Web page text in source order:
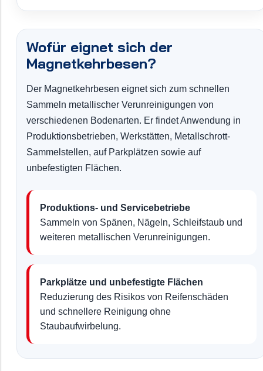
Wofür eignet sich der
Magnetkehrbesen?
Der Magnetkehrbesen eignet sich zum schnellen
Sammeln metallischer Verunreinigungen von
verschiedenen Bodenarten. Er findet Anwendung in
Produktionsbetrieben, Werkstätten, Metallschrott-
Sammelstellen, auf Parkplätzen sowie auf
unbefestigten Flächen.
Produktions- und Servicebetriebe
Sammeln von Spänen, Nägeln, Schleifstaub und
weiteren metallischen Verunreinigungen.
Parkplätze und unbefestigte Flächen
Reduzierung des Risikos von Reifenschäden
und schnellere Reinigung ohne
Staubaufwirbelung.